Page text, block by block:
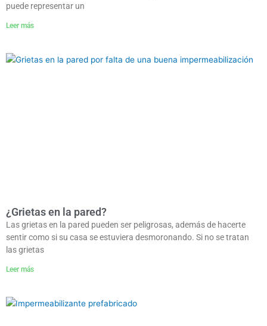
puede representar un
Leer más
¿Grietas en la pared?
Las grietas en la pared pueden ser peligrosas, además de hacerte
sentir como si su casa se estuviera desmoronando. Si no se tratan
las grietas
Leer más